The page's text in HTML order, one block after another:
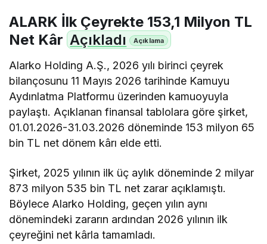
ALARK İlk Çeyrekte 153,1 Milyon TL
Net Kâr Açıkladı
Alarko Holding A.Ş., 2026 yılı birinci çeyrek
bilançosunu 11 Mayıs 2026 tarihinde Kamuyu
Aydınlatma Platformu üzerinden kamuoyuyla
paylaştı. Açıklanan finansal tablolara göre şirket,
01.01.2026-31.03.2026 döneminde 153 milyon 65
bin TL net dönem kârı elde etti.
Şirket, 2025 yılının ilk üç aylık döneminde 2 milyar
873 milyon 535 bin TL net zarar açıklamıştı.
Böylece Alarko Holding, geçen yılın aynı
dönemindeki zararın ardından 2026 yılının ilk
çeyreğini net kârla tamamladı.